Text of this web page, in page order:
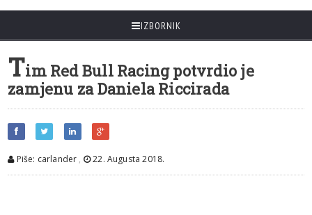
IZBORNIK
Tim Red Bull Racing potvrdio je
zamjenu za Daniela Riccirada
Piše: carlander , 22. Augusta 2018.